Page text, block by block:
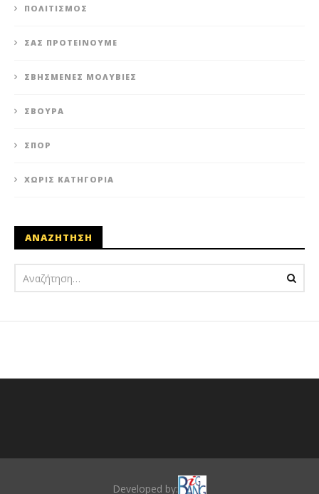
ΠΟΛΙΤΙΣΜΌΣ
ΣΑΣ ΠΡΟΤΕΊΝΟΥΜΕ
ΣΒΗΣΜΈΝΕΣ ΜΟΛΥΒΙΈΣ
ΣΒΟΎΡΑ
ΣΠΟΡ
ΧΩΡΊΣ ΚΑΤΗΓΟΡΊΑ
ΑΝΑΖΗΤΗΣΗ
Developed by: